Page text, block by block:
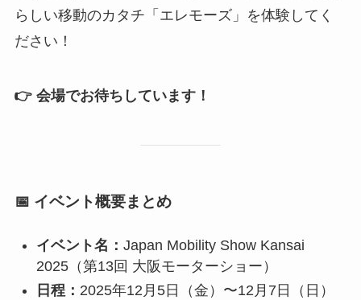
らしい移動のカタチ「エレモーズ」を体験してく
ださい！
👉 会場でお待ちしています！
📅 イベント概要まとめ
イベント名： Japan Mobility Show Kansai
2025（第13回 大阪モーターショー）
日程： 2025年12月5日（金）〜12月7日（日）